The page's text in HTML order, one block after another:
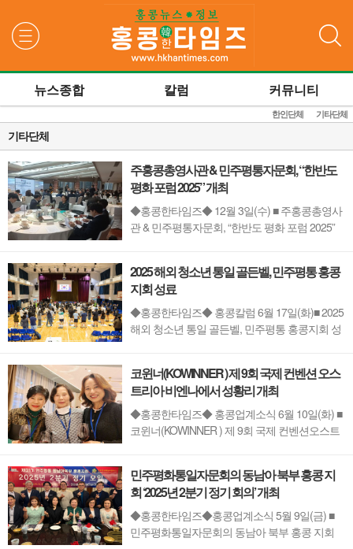
뉴스종합 칼럼 커뮤니티
한인단체 기타단체
기타단체
주홍콩총영사관 & 민주평통자문회, “한반도
평화 포럼 2025” 개최
◆홍콩한타임즈◆ 12월 3일(수) ■ 주홍콩총영사
관 & 민주평통자문회, “한반도 평화 포럼 2025”
콩총영사관 & 민주평통자문회가 주최한 “한반도
평화 포럼 2025”가 르네상스 하버뷰 호텔에서 개
최되었다. 이재명 정부의 새로운 대...
2025 해외 청소년 통일 골든벨, 민주평통 홍콩
지회 성료
◆홍콩한타임즈◆ 홍콩칼럼 6월 17일(화)■ 2025
해외 청소년 통일 골든벨, 민주평통 홍콩지회 성
가 성황리에 개최되었다. 이번 대회는 제21기 민
주평화통일자문회의 홍콩지회(회장 송세용)가
주최하며, 홍콩과 마카오에 거주하는 중고등학
생...
코윈너(KOWINNER ) 제 9회 국제 컨벤션 오스
트리아 비엔나에서 성황리 개최
◆홍콩한타임즈◆ 홍콩업계소식 6월 10일(화) ■
코윈너(KOWINNER ) 제 9회 국제 컨벤션오스트
이수림 회원코윈너(KOWINNER ) 제 9회 국제 컨
벤션이 예술과 문화의 도시 오스트리아 비엔나
에서 개최되었다. 2025년 5월23일일부터 25일까
지 12개국(홍콩 ...
민주평화통일자문회의 동남아 북부 홍콩 지
회 ‘2025년 2분기 정기 회의’ 개최
◆홍콩한타임즈◆홍콩업계소식 5월 9일(금) ■
민주평화통일자문회의 동남아 북부 홍콩 지회